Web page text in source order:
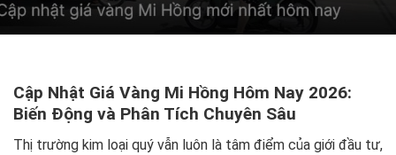
Cập Nhật Giá Vàng Mi Hồng Hôm Nay 2026:
Biến Động và Phân Tích Chuyên Sâu
Thị trường kim loại quý vẫn luôn là tâm điểm của giới đầu tư,